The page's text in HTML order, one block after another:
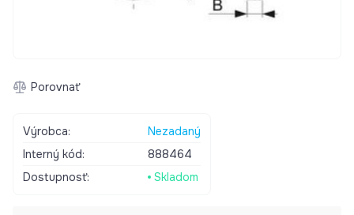
Porovnať
Výrobca:
Nezadaný
Interný kód:
888464
Dostupnosť:
Skladom